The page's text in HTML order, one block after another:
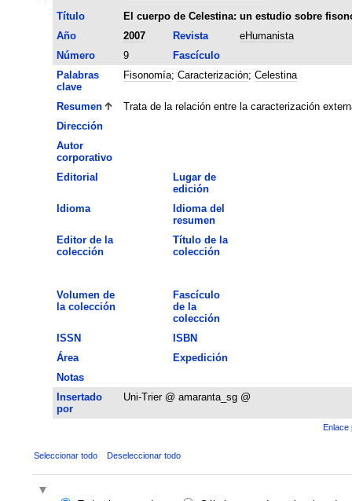
Título
El cuerpo de Celestina: un estudio sobre
Año
2007 Revista
eHumanista
Número
9
Fascículo
Palabras
clave
Fisonomía; Caracterización; Celestina
Resumen
Trata de la relación entre la caracterización
Dirección
Autor
corporativo
Editorial
Lugar de
edición
Idioma
Idioma del
resumen
Editor de la
colección
Título de la
colección
Volumen de
la colección
Fascículo
de la
colección
ISSN
ISBN
Área
Expedición
Notas
Insertado
por
Uni-Trier @ amaranta_sg @
Enlace
Seleccionar todo Deseleccionar todo